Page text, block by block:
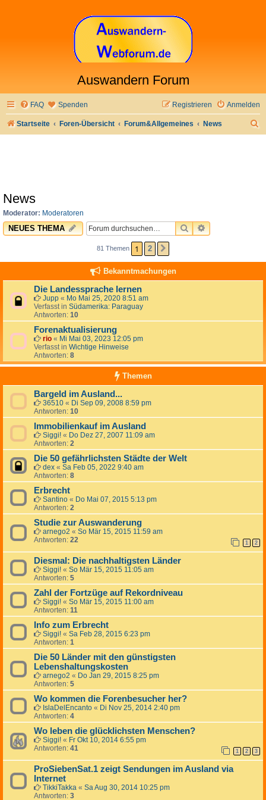
Auswandern Forum
FAQ Spenden Anmelden
Registrieren
Startseite Foren-Übersicht Forum&Allgemeines News
News
Moderator: Moderatoren
NEUES THEMA SUCHEERWEITERTE
81 Themen 1 2
Bekanntmachungen
Die Landessprache lernen
Jupp « Mo Mai 25, 2020 8:51 am
Verfasst in Südamerika: Paraguay
Antworten: 10
Forenaktualisierung
rio « Mi Mai 03, 2023 12:05 pm
Verfasst in Wichtige Hinweise
Antworten: 8
Themen
Bargeld im Ausland...
36510 « Di Sep 09, 2008 8:59 pm
Antworten: 10
Immobilienkauf im Ausland
Siggi! « Do Dez 27, 2007 11:09 am
Antworten: 2
Die 50 gefährlichsten Städte der Welt
dex « Sa Feb 05, 2022 9:40 am
Antworten: 8
Erbrecht
Santino « Do Mai 07, 2015 5:13 pm
Antworten: 2
Studie zur Auswanderung
arnego2 « So Mär 15, 2015 11:59 am
Antworten: 22 1 2
Diesmal: Die nachhaltigsten Länder
Siggi! « So Mär 15, 2015 11:05 am
Antworten: 5
Zahl der Fortzüge auf Rekordniveau
Siggi! « So Mär 15, 2015 11:00 am
Antworten: 11
Info zum Erbrecht
Siggi! « Sa Feb 28, 2015 6:23 pm
Antworten: 1
Die 50 Länder mit den günstigsten
Lebenshaltungskosten
arnego2 « Do Jan 29, 2015 8:25 pm
Antworten: 5
Wo kommen die Forenbesucher her?
IslaDelEncanto « Di Nov 25, 2014 2:40 pm
Antworten: 4
Wo leben die glücklichsten Menschen?
Siggi! « Fr Okt 10, 2014 6:55 pm
Antworten: 41 1 2 3
ProSiebenSat.1 zeigt Sendungen im Ausland via
Internet
TikkiTakka « Sa Aug 30, 2014 10:25 pm
Antworten: 3